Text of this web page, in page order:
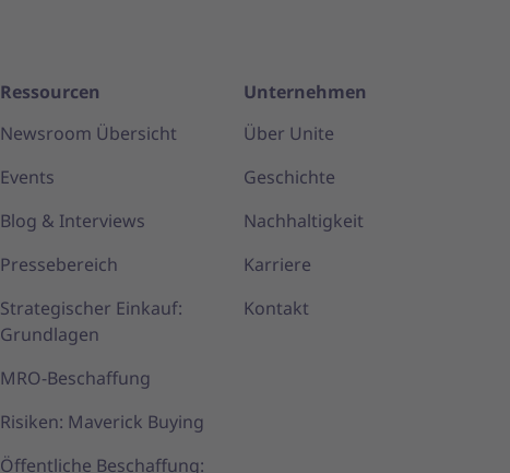
Ressourcen
Newsroom Übersicht
Events
Blog & Interviews
Pressebereich
Strategischer Einkauf:
Grundlagen
MRO-Beschaffung
Risiken: Maverick Buying
Öffentliche Beschaffung:
Unternehmen
Über Unite
Geschichte
Nachhaltigkeit
Karriere
Kontakt